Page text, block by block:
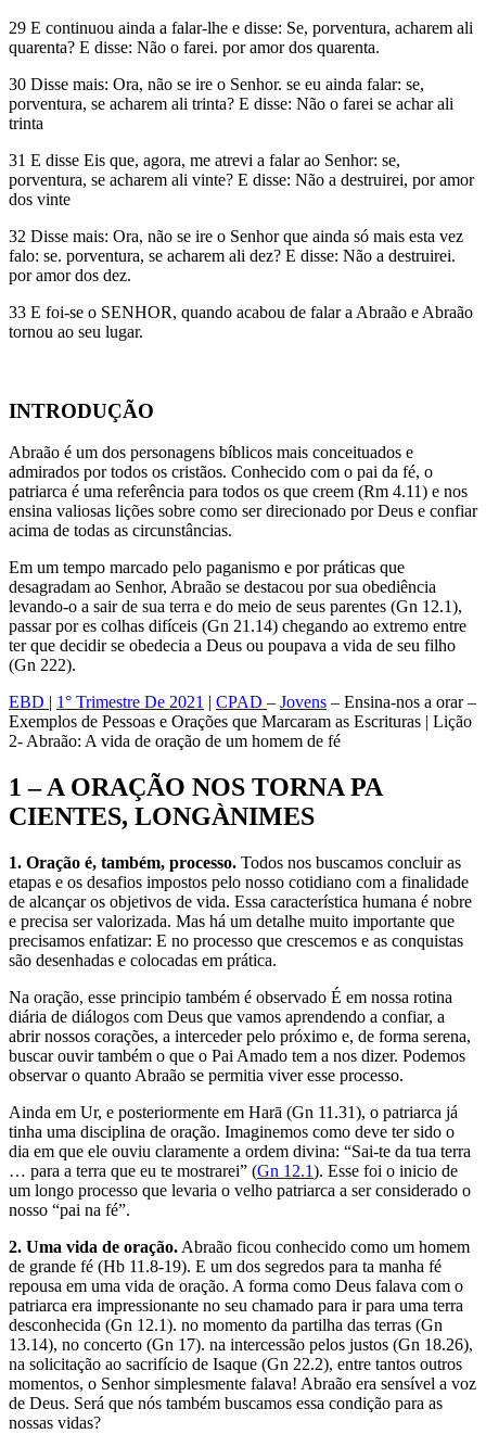
29 E continuou ainda a falar-lhe e disse: Se, porventura, acharem ali
quarenta? E disse: Não o farei. por amor dos quarenta.
30 Disse mais: Ora, não se ire o Senhor. se eu ainda falar: se,
porventura, se acharem ali trinta? E disse: Não o farei se achar ali
trinta
31 E disse Eis que, agora, me atrevi a falar ao Senhor: se,
porventura, se acharem ali vinte? E disse: Não a destruirei, por amor
dos vinte
32 Disse mais: Ora, não se ire o Senhor que ainda só mais esta vez
falo: se. porventura, se acharem ali dez? E disse: Não a destruirei.
por amor dos dez.
33 E foi-se o SENHOR, quando acabou de falar a Abraão e Abraão
tornou ao seu lugar.
INTRODUÇÃO
Abraão é um dos personagens bíblicos mais conceituados e
admirados por todos os cristãos. Conhecido com o pai da fé, o
patriarca é uma referência para todos os que creem (Rm 4.11) e nos
ensina valiosas lições sobre como ser direcionado por Deus e confiar
acima de todas as circunstâncias.
Em um tempo marcado pelo paganismo e por práticas que
desagradam ao Senhor, Abraão se destacou por sua obediência
levando-o a sair de sua terra e do meio de seus parentes (Gn 12.1),
passar por es colhas difíceis (Gn 21.14) chegando ao extremo entre
ter que decidir se obedecia a Deus ou poupava a vida de seu filho
(Gn 222).
EBD | 1° Trimestre De 2021 | CPAD – Jovens – Ensina-nos a orar –
Exemplos de Pessoas e Orações que Marcaram as Escrituras | Lição
2- Abraão: A vida de oração de um homem de fé
1 – A ORAÇÃO NOS TORNA PA
CIENTES, LONGÀNIMES
1. Oração é, também, processo. Todos nos buscamos concluir as
etapas e os desafios impostos pelo nosso cotidiano com a finalidade
de alcançar os objetivos de vida. Essa característica humana é nobre
e precisa ser valorizada. Mas há um detalhe muito importante que
precisamos enfatizar: E no processo que crescemos e as conquistas
são desenhadas e colocadas em prática.
Na oração, esse principio também é observado É em nossa rotina
diária de diálogos com Deus que vamos aprendendo a confiar, a
abrir nossos corações, a interceder pelo próximo e, de forma serena,
buscar ouvir também o que o Pai Amado tem a nos dizer. Podemos
observar o quanto Abraão se permitia viver esse processo.
Ainda em Ur, e posteriormente em Harā (Gn 11.31), o patriarca já
tinha uma disciplina de oração. Imaginemos como deve ter sido o
dia em que ele ouviu claramente a ordem divina: “Sai-te da tua terra
… para a terra que eu te mostrarei” (Gn 12.1). Esse foi o inicio de
um longo processo que levaria o velho patriarca a ser considerado o
nosso “pai na fé”.
2. Uma vida de oração. Abraão ficou conhecido como um homem
de grande fé (Hb 11.8-19). E um dos segredos para ta manha fé
repousa em uma vida de oração. A forma como Deus falava com o
patriarca era impressionante no seu chamado para ir para uma terra
desconhecida (Gn 12.1). no momento da partilha das terras (Gn
13.14), no concerto (Gn 17). na intercessão pelos justos (Gn 18.26),
na solicitação ao sacrifício de Isaque (Gn 22.2), entre tantos outros
momentos, o Senhor simplesmente falava! Abraão era sensível a voz
de Deus. Será que nós também buscamos essa condição para as
nossas vidas?